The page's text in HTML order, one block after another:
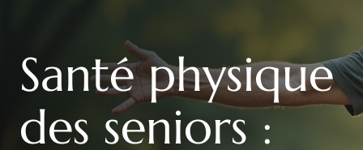
Santé physique
des seniors :